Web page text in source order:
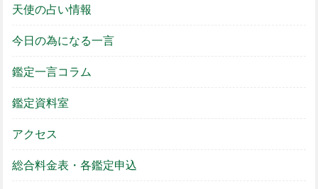
天使の占い情報
今日の為になる一言
鑑定一言コラム
鑑定資料室
アクセス
総合料金表・各鑑定申込